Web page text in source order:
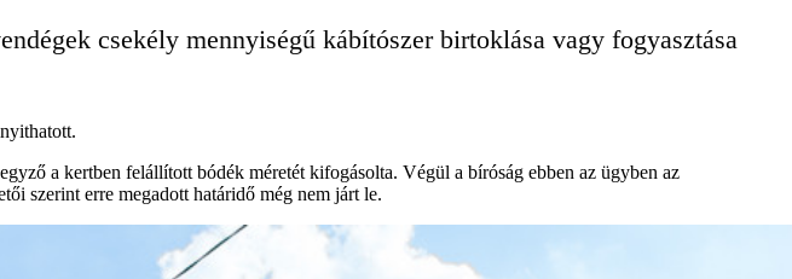
csekély mennyiségű kábítószer birtoklása vagy fogyasztása
a kertben felállított bódék méretét kifogásolta. Végül a bíróság ebben az ügyben az
szerint erre megadott határidő még nem járt le.